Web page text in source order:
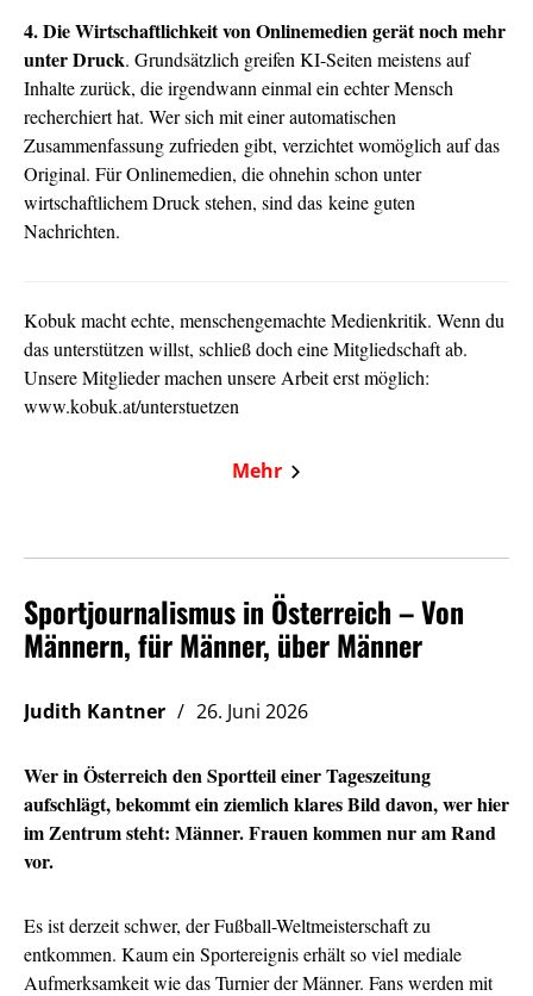
4. Die Wirtschaftlichkeit von Onlinemedien gerät noch mehr
unter Druck. Grundsätzlich greifen KI-Seiten meistens auf
Inhalte zurück, die irgendwann einmal ein echter Mensch
recherchiert hat. Wer sich mit einer automatischen
Zusammenfassung zufrieden gibt, verzichtet womöglich auf das
Original. Für Onlinemedien, die ohnehin schon unter
wirtschaftlichem Druck stehen, sind das keine guten
Nachrichten.
Kobuk macht echte, menschengemachte Medienkritik. Wenn du
das unterstützen willst, schließ doch eine Mitgliedschaft ab.
Unsere Mitglieder machen unsere Arbeit erst möglich:
www.kobuk.at/unterstuetzen
Mehr
Sportjournalismus in Österreich – Von
Männern, für Männer, über Männer
Judith Kantner 26. Juni 2026
Wer in Österreich den Sportteil einer Tageszeitung
aufschlägt, bekommt ein ziemlich klares Bild davon, wer hier
im Zentrum steht: Männer. Frauen kommen nur am Rand
vor.
Es ist derzeit schwer, der Fußball-Weltmeisterschaft zu
entkommen. Kaum ein Sportereignis erhält so viel mediale
Aufmerksamkeit wie das Turnier der Männer. Fans werden mit